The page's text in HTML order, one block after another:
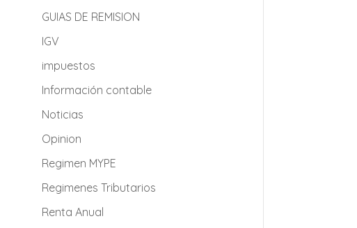
GUIAS DE REMISION
IGV
impuestos
Información contable
Noticias
Opinion
Regimen MYPE
Regimenes Tributarios
Renta Anual